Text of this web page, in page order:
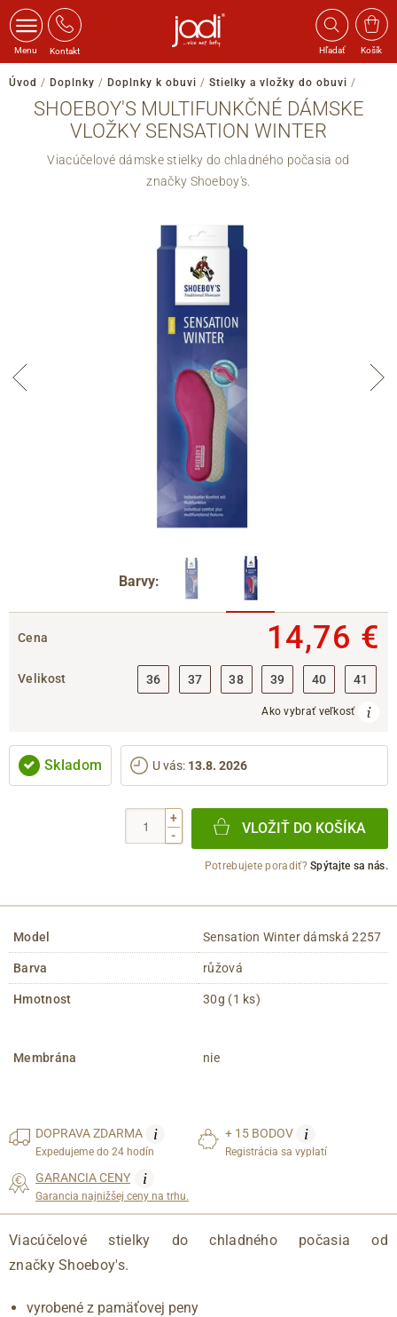
Menu Kontakt Hľadať Košík
Úvod / Doplnky / Doplnky k obuvi / Stielky a vložky do obuvi /
SHOEBOY'S MULTIFUNKČNÉ DÁMSKE
VLOŽKY SENSATION WINTER
Viacúčelové dámske stielky do chladného počasia od
značky Shoeboy's.
Barvy:
Cena 14,76 €
Velikost 36 37 38 39 40 41
Ako vybrať veľkosť
Skladom U vás: 13.8. 2026
+
-
VLOŽIŤ DO KOŠÍKA
Potrebujete poradiť?Spýtajte sa nás.
Model Sensation Winter dámská 2257
Barva růžová
Hmotnost 30g (1 ks)
Membrána nie
DOPRAVAZDARMA i
Expedujeme do 24 hodín
+ 15 BODOV i
Registrácia sa vyplatí
GARANCIA CENY i
Garancia najnižšej ceny na trhu.
Viacúčelové stielky do chladného počasia od
značky Shoeboy's.
vyrobené z pamäťovej peny